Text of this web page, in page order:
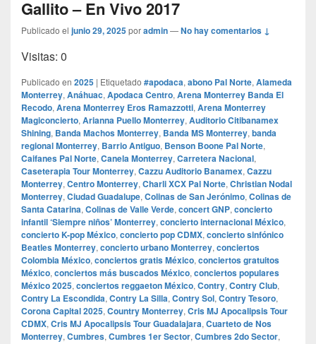
Gallito – En Vivo 2017
Publicado el junio 29, 2025poradmin—No hay comentarios ↓
Visitas: 0
Publicado en 2025 | Etiquetado #apodaca, abono Pal Norte, Alameda
Monterrey, Anáhuac, Apodaca Centro, Arena Monterrey Banda El
Recodo, Arena Monterrey Eros Ramazzotti, Arena Monterrey
Magiconcierto, Arianna Puello Monterrey, Auditorio Citibanamex
Shining, Banda Machos Monterrey, Banda MS Monterrey, banda
regional Monterrey, Barrio Antiguo, Benson Boone Pal Norte,
Caifanes Pal Norte, Canela Monterrey, Carretera Nacional,
Caseterapia Tour Monterrey, Cazzu Auditorio Banamex, Cazzu
Monterrey, Centro Monterrey, Charli XCX Pal Norte, Christian Nodal
Monterrey, Ciudad Guadalupe, Colinas de San Jerónimo, Colinas de
Santa Catarina, Colinas de Valle Verde, concert GNP, concierto
infantil ‘Siempre niños’ Monterrey, concierto internacional México,
concierto K-pop México, concierto pop CDMX, concierto sinfónico
Beatles Monterrey, concierto urbano Monterrey, conciertos
Colombia México, conciertos gratis México, conciertos gratuitos
México, conciertos más buscados México, conciertos populares
México 2025, conciertos reggaeton México, Contry, Contry Club,
Contry La Escondida, Contry La Silla, Contry Sol, Contry Tesoro,
Corona Capital 2025, Country Monterrey, Cris MJ Apocalipsis Tour
CDMX, Cris MJ Apocalipsis Tour Guadalajara, Cuarteto de Nos
Monterrey, Cumbres, Cumbres 1er Sector, Cumbres 2do Sector,